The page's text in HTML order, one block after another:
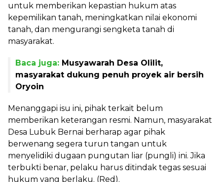
untuk memberikan kepastian hukum atas
kepemilikan tanah, meningkatkan nilai ekonomi
tanah, dan mengurangi sengketa tanah di
masyarakat.
Baca juga: Musyawarah Desa Olilit,
masyarakat dukung penuh proyek air bersih
Oryoin
Menanggapi isu ini, pihak terkait belum
memberikan keterangan resmi. Namun, masyarakat
Desa Lubuk Bernai berharap agar pihak
berwenang segera turun tangan untuk
menyelidiki dugaan pungutan liar (pungli) ini. Jika
terbukti benar, pelaku harus ditindak tegas sesuai
hukum yang berlaku. (Red).